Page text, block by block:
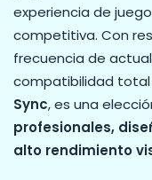
experiencia de
competitiva. Con
frecuencia de
compatibilidad total
Sync, es una
profesionales,
alto rendimiento